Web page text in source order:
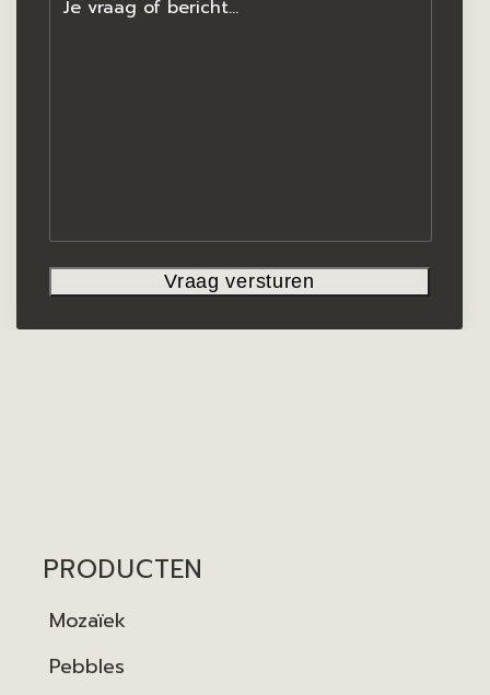
PRODUCTEN
Mozaïek
Pebbles